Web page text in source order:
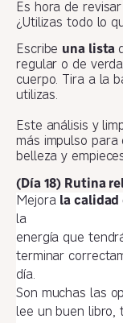
Es hora de
¿Utilizas todo lo
Escribe una lista
regular o de
cuerpo. Tira a la
utilizas.
Este análisis y
más impulso
belleza y
(Día 18) Rutina
Mejora la calidad
la
energía que
terminar
día.
Son muchas las
lee un buen libro,